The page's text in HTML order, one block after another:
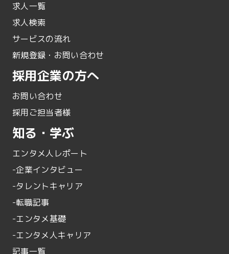
求人一覧
求人検索
サービスの流れ
新規登録・お問い合わせ
採用企業の方へ
お問い合わせ
採用ご担当者様
知る・学ぶ
エンタメ人レポート
-企業インタビュー
-タレントキャリア
-転職記事
-エンタメ基礎
-エンタメ人キャリア
記事一覧